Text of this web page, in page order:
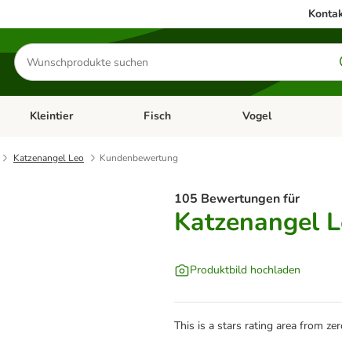
Produkte
suchen
& Zubehör
Kategorie-Menü öffnen: Hundefutter & Zubehör
Kleintier Kategorie-Menü öffnen: Kleintier
Fisch Kategorie-Menü
Vogel
Katzenangel Leo Kundenbewertung
105 Bewertungen für
Katzenangel
Produktbild hochladen
This is a stars rating area from